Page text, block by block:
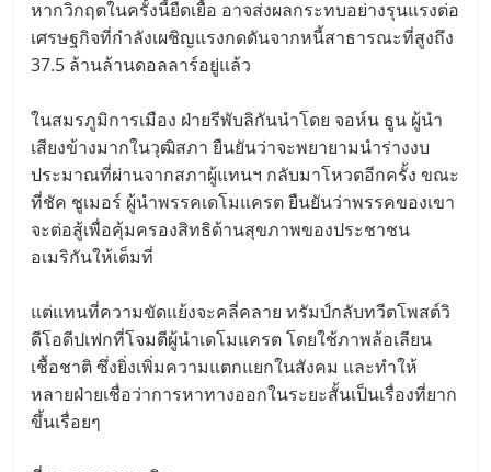
หากวิกฤตในครั้งนี้ยืดเยื้อ อาจส่งผลกระทบอย่างรุนแรงต่อ
เศรษฐกิจที่กำลังเผชิญแรงกดดันจากหนี้สาธารณะที่สูงถึง
37.5 ล้านล้านดอลลาร์อยู่แล้ว
ในสมรภูมิการเมือง ฝ่ายรีพับลิกันนำโดย จอห์น ธูน ผู้นำ
เสียงข้างมากในวุฒิสภา ยืนยันว่าจะพยายามนำร่างงบ
ประมาณที่ผ่านจากสภาผู้แทนฯ กลับมาโหวตอีกครั้ง ขณะ
ที่ชัค ชูเมอร์ ผู้นำพรรคเดโมแครต ยืนยันว่าพรรคของเขา
จะต่อสู้เพื่อคุ้มครองสิทธิด้านสุขภาพของประชาชน
อเมริกันให้เต็มที่
แต่แทนที่ความขัดแย้งจะคลี่คลาย ทรัมป์กลับทวีตโพสต์วิ
ดีโอดีปเฟกที่โจมตีผู้นำเดโมแครต โดยใช้ภาพล้อเลียน
เชื้อชาติ ซึ่งยิ่งเพิ่มความแตกแยกในสังคม และทำให้
หลายฝ่ายเชื่อว่าการหาทางออกในระยะสั้นเป็นเรื่องที่ยาก
ขึ้นเรื่อยๆ